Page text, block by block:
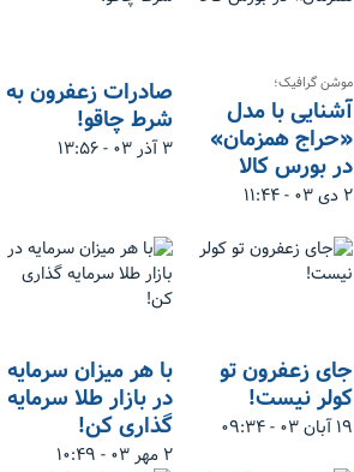
موشن گرافیک؛
آشنایی با مدل
«حراج همزمان»
در بورس کالا
۲ دی ۰۳ - ۱۱:۴۴
صادرات زعفرون به
شرط چاقو!
۳ آذر ۰۳ - ۱۳:۵۶
جای زعفرون تو
کولر نیست!
۱۹ آبان ۰۳ - ۰۹:۳۴
با هر میزان سرمایه
در بازار طلا سرمایه
گذاری کن!
۲ مهر ۰۳ - ۱۰:۴۹